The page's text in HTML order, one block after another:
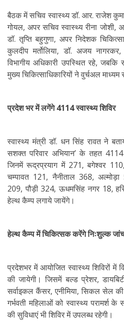
बैठक में सचिव स्वास्थ्य डॉ. आर. राजेश
गोयल, अपर सचिव स्वास्थ्य रीना जोशी,
डॉ. तृप्ति बहुगुणा, अपर निदेशक
कुलदीप मर्तोलिया, डॉ. अजय
विभागीय अधिकारी उपस्थित रहे, जबकि
मुख्य चिकित्साधिकारियों ने वुर्चअल
प्रदेश भर में लगेंगे 4114 स्वास्थ्य शिविर
स्वास्थ्य मंत्री डॉ. धन सिंह रावत ने
सशक्त परिवार अभियान’ के तहत 4114
जिनमें रूद्रप्रयाग में 271, बगेश्वर
चम्पावत 121, नैनीताल 368,
209, पौड़ी 324, ऊधमसिंह नगर 18,
हेल्थ कैम्प लगाये जायेंगे।
हेल्थ कैम्प में चिकित्सक करेंगे निःशुल्क
प्रदेशभर में आयोजित स्वास्थ्य शिविरों में
की जायेगी। जिसमें बल्ड प्रेशर,
सर्वाइकल कैंसर, एनीमिया, सिकल सेल
गर्भवती महिलाओं को स्वास्थ्य परामर्श
की सुविधाएं भी शिविर में उपलब्ध रहेगी।